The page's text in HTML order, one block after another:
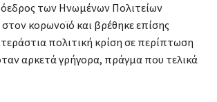
των Ηνωμένων Πολιτείων
στον κορωνοϊό και βρέθηκε επίσης
πολιτική κρίση σε περίπτωση
αρκετά γρήγορα, πράγμα που τελικά